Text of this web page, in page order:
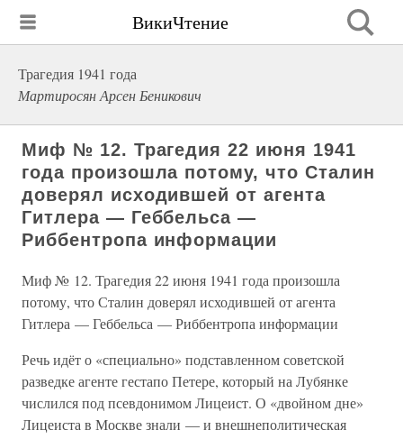
ВикиЧтение
Трагедия 1941 года
Мартиросян Арсен Беникович
Миф № 12. Трагедия 22 июня 1941
года произошла потому, что Сталин
доверял исходившей от агента
Гитлера — Геббельса —
Риббентропа информации
Миф № 12. Трагедия 22 июня 1941 года произошла
потому, что Сталин доверял исходившей от агента
Гитлера — Геббельса — Риббентропа информации
Речь идёт о «специально» подставленном советской
разведке агенте гестапо Петере, который на Лубянке
числился под псевдонимом Лицеист. О «двойном дне»
Лицеиста в Москве знали — и внешнеполитическая